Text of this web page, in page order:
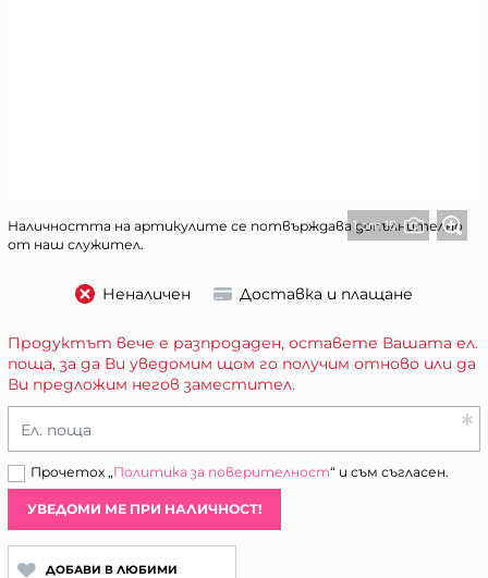
1 от 15
Наличността на артикулите се потвърждава допълнително
от наш служител.
Неналичен Доставка и плащане
Продуктът вече е разпродаден, оставете Вашата ел.
поща, за да Ви уведомим щом го получим отново или да
Ви предложим негов заместител.
Ел. поща
Прочетох „Политика за поверителност“ и съм съгласен.
УВЕДОМИ МЕ ПРИ НАЛИЧНОСТ!
ДОБАВИ В ЛЮБИМИ